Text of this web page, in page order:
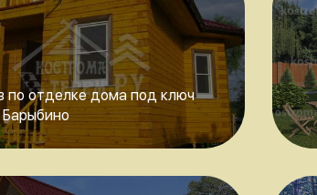
по отделке дома под ключ